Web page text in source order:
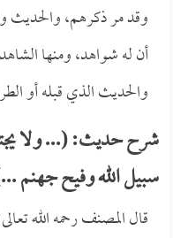
وقد مر ذكرهم، والحديث
أن له شواهد، ومنها
والحديث الذي قبله أو
شرح حديث: (... ولا
سبيل الله وفيح جهنم
قال المصنف رحمه الله